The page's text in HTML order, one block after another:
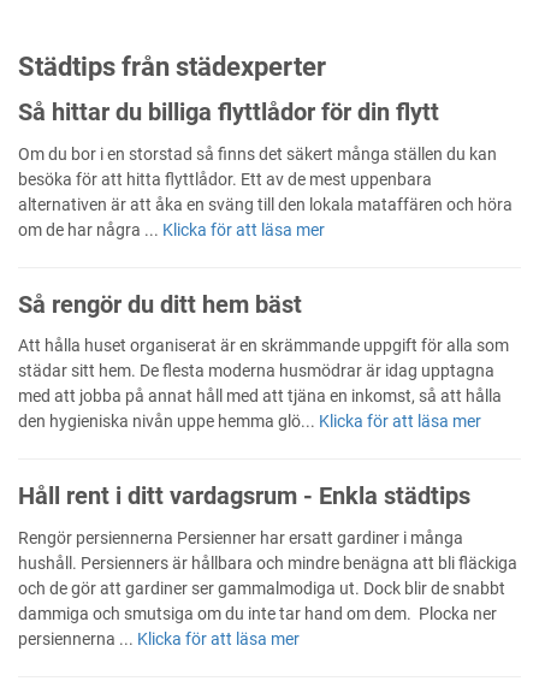
Städtips från städexperter
Så hittar du billiga flyttlådor för din flytt
Om du bor i en storstad så finns det säkert många ställen du kan
besöka för att hitta flyttlådor. Ett av de mest uppenbara
alternativen är att åka en sväng till den lokala mataffären och höra
om de har några ... Klicka för att läsa mer
Så rengör du ditt hem bäst
Att hålla huset organiserat är en skrämmande uppgift för alla som
städar sitt hem. De flesta moderna husmödrar är idag upptagna
med att jobba på annat håll med att tjäna en inkomst, så att hålla
den hygieniska nivån uppe hemma glö... Klicka för att läsa mer
Håll rent i ditt vardagsrum - Enkla städtips
Rengör persiennerna Persienner har ersatt gardiner i många
hushåll. Persienners är hållbara och mindre benägna att bli fläckiga
och de gör att gardiner ser gammalmodiga ut. Dock blir de snabbt
dammiga och smutsiga om du inte tar hand om dem. Plocka ner
persiennerna ... Klicka för att läsa mer